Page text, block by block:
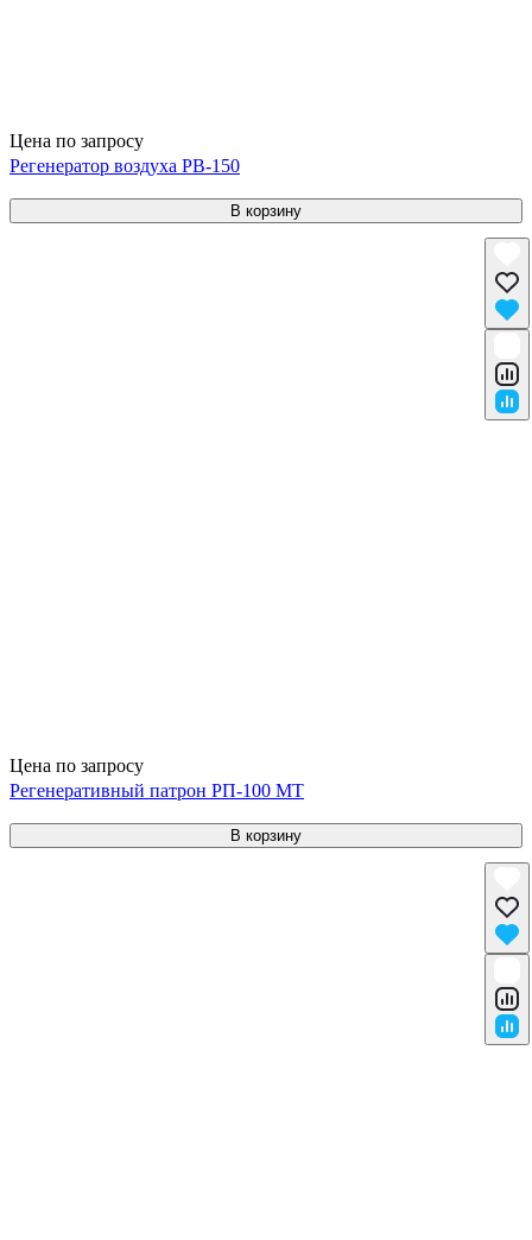
Цена по запросу
Регенератор воздуха РВ-150
В корзину
Цена по запросу
Регенеративный патрон РП-100 МТ
В корзину